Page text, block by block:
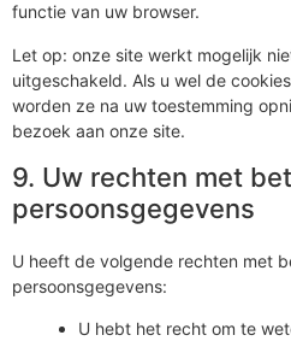
functie van uw browser.
Let op: onze site werkt mogelijk
uitgeschakeld. Als u wel de
worden ze na uw toestemming
bezoek aan onze site.
9. Uw rechten met
persoonsgegevens
U heeft de volgende rechten met
persoonsgegevens:
U hebt het recht om te